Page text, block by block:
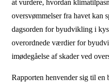
at vurdere, hvordan
oversvømmelser fra havet kan
dagsorden for byudvikling i
overordnede værdier for
imødegåelse af skader ved
Rapporten henvender sig til en